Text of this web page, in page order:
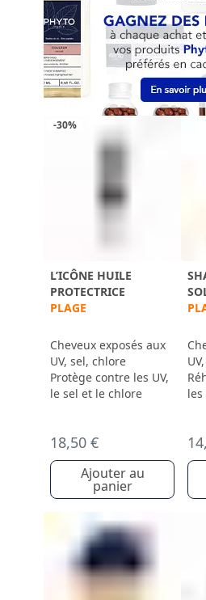
-30%
L’ICÔNE HUILE
PROTECTRICE
PLAGE
Cheveux exposés aux
UV, sel, chlore
Protège contre les UV,
le sel et le chlore
18,50 €
Ajouter au
panier